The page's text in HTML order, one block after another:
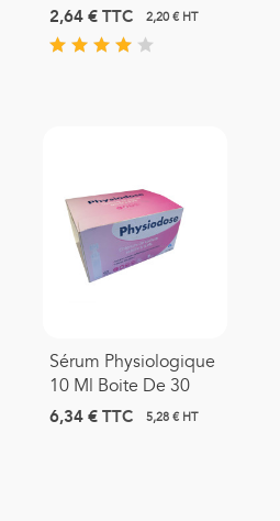
2,64 €TTC 2,20 € HT
Sérum Physiologique
10 Ml Boite De 30
6,34 €TTC 5,28 € HT